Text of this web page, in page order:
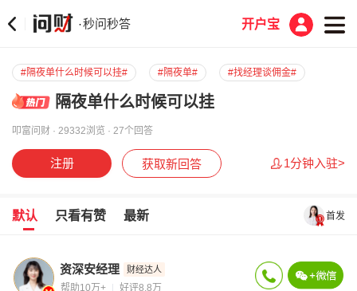
·秒问秒答 开户宝
#隔夜单什么时候可以挂# #隔夜单# #找经理谈佣金#
隔夜单什么时候可以挂
叩富问财 · 29332浏览 · 27个回答
注册 获取新回答 1分钟入驻>
默认 只看有赞 最新 首发
资深安经理 财经达人
帮助10万+ 好评8.8万